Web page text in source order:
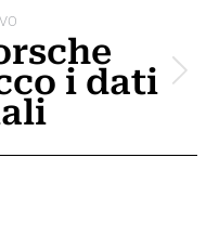
i dati